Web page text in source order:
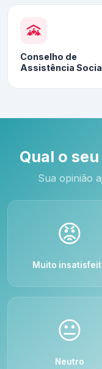
Conselho de
Assistência
Qual o
Sua opinião
😡
Muito
😐
Neutro